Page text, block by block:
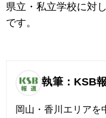
県立・私立学校に対
です。
執筆：KSB
岡山・香川エリアを